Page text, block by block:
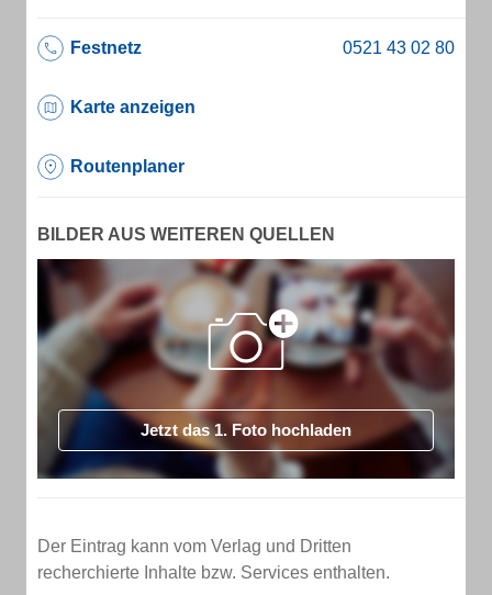
Festnetz
Karte anzeigen
Routenplaner
BILDER AUS WEITEREN QUELLEN
Jetzt das 1. Foto hochladen
Der Eintrag kann vom Verlag und Dritten
recherchierte Inhalte bzw. Services enthalten.